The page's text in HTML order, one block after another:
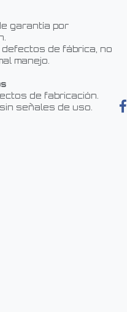
garantía por
de fábrica, no
manejo.
de fabricación.
señales de uso.